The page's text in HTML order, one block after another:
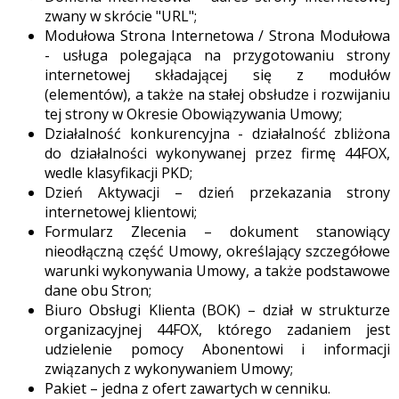
zwany w skrócie "URL";
Modułowa Strona Internetowa / Strona Modułowa
- usługa polegająca na przygotowaniu strony
internetowej składającej się z modułów
(elementów), a także na stałej obsłudze i rozwijaniu
tej strony w Okresie Obowiązywania Umowy;
Działalność konkurencyjna - działalność zbliżona
do działalności wykonywanej przez firmę 44FOX,
wedle klasyfikacji PKD;
Dzień Aktywacji – dzień przekazania strony
internetowej klientowi;
Formularz Zlecenia – dokument stanowiący
nieodłączną część Umowy, określający szczegółowe
warunki wykonywania Umowy, a także podstawowe
dane obu Stron;
Biuro Obsługi Klienta (BOK) – dział w strukturze
organizacyjnej 44FOX, którego zadaniem jest
udzielenie pomocy Abonentowi i informacji
związanych z wykonywaniem Umowy;
Pakiet – jedna z ofert zawartych w cenniku.